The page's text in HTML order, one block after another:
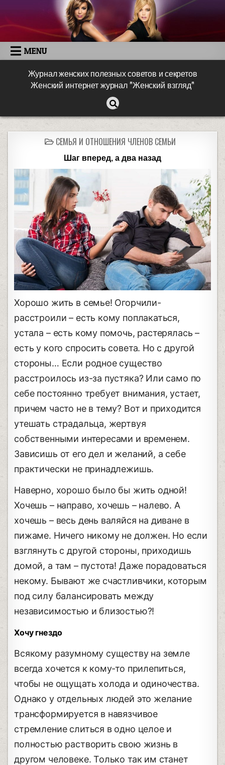
MENU
Журнал женских полезных советов и секретов
Женский интернет журнал "Женский взгляд"
СЕМЬЯ И ОТНОШЕНИЯ ЧЛЕНОВ СЕМЬИ
Шаг вперед, а два назад
Хорошо жить в семье! Огорчили-
расстроили – есть кому поплакаться,
устала – есть кому помочь, растерялась –
есть у кого спросить совета. Но с другой
стороны… Если родное существо
расстроилось из-за пустяка? Или само по
себе постоянно требует внимания, устает,
причем часто не в тему? Вот и приходится
утешать страдальца, жертвуя
собственными интересами и временем.
Зависишь от его дел и желаний, а себе
практически не принадлежишь.
Наверно, хорошо было бы жить одной!
Хочешь – направо, хочешь – налево. А
хочешь – весь день валяйся на диване в
пижаме. Ничего никому не должен. Но если
взглянуть с другой стороны, приходишь
домой, а там – пустота! Даже порадоваться
некому. Бывают же счастливчики, которым
под силу балансировать между
независимостью и близостью?!
Хочу гнездо
Всякому разумному существу на земле
всегда хочется к кому-то прилепиться,
чтобы не ощущать холода и одиночества.
Однако у отдельных людей это желание
трансформируется в навязчивое
стремление слиться в одно целое и
полностью растворить свою жизнь в
другом человеке. Только так им станет